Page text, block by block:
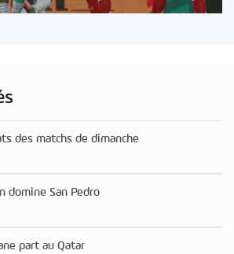
des matchs de dimanche
domine San Pedro
part au Qatar